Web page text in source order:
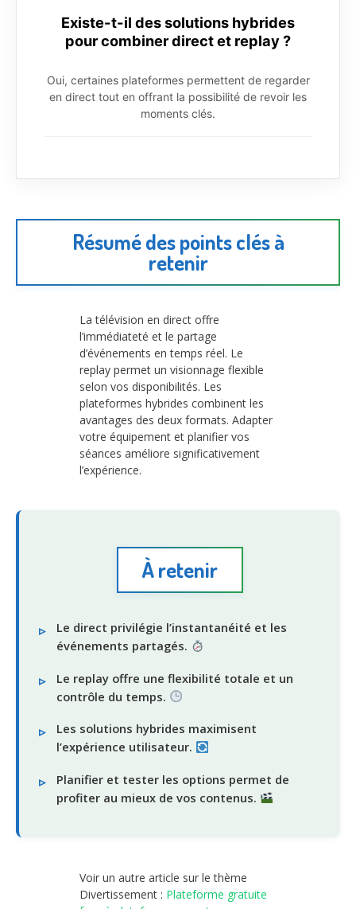
Existe-t-il des solutions hybrides
pour combiner direct et replay ?
Oui, certaines plateformes permettent de regarder
en direct tout en offrant la possibilité de revoir les
moments clés.
Résumé des points clés à
retenir
La télévision en direct offre
l’immédiateté et le partage
d’événements en temps réel. Le
replay permet un visionnage flexible
selon vos disponibilités. Les
plateformes hybrides combinent les
avantages des deux formats. Adapter
votre équipement et planifier vos
séances améliore significativement
l’expérience.
À retenir
Le direct privilégie l’instantanéité et les
événements partagés.
Le replay offre une flexibilité totale et un
contrôle du temps.
Les solutions hybrides maximisent
l’expérience utilisateur.
Planifier et tester les options permet de
profiter au mieux de vos contenus.
Voir un autre article sur le thème
Divertissement : Plateforme gratuite